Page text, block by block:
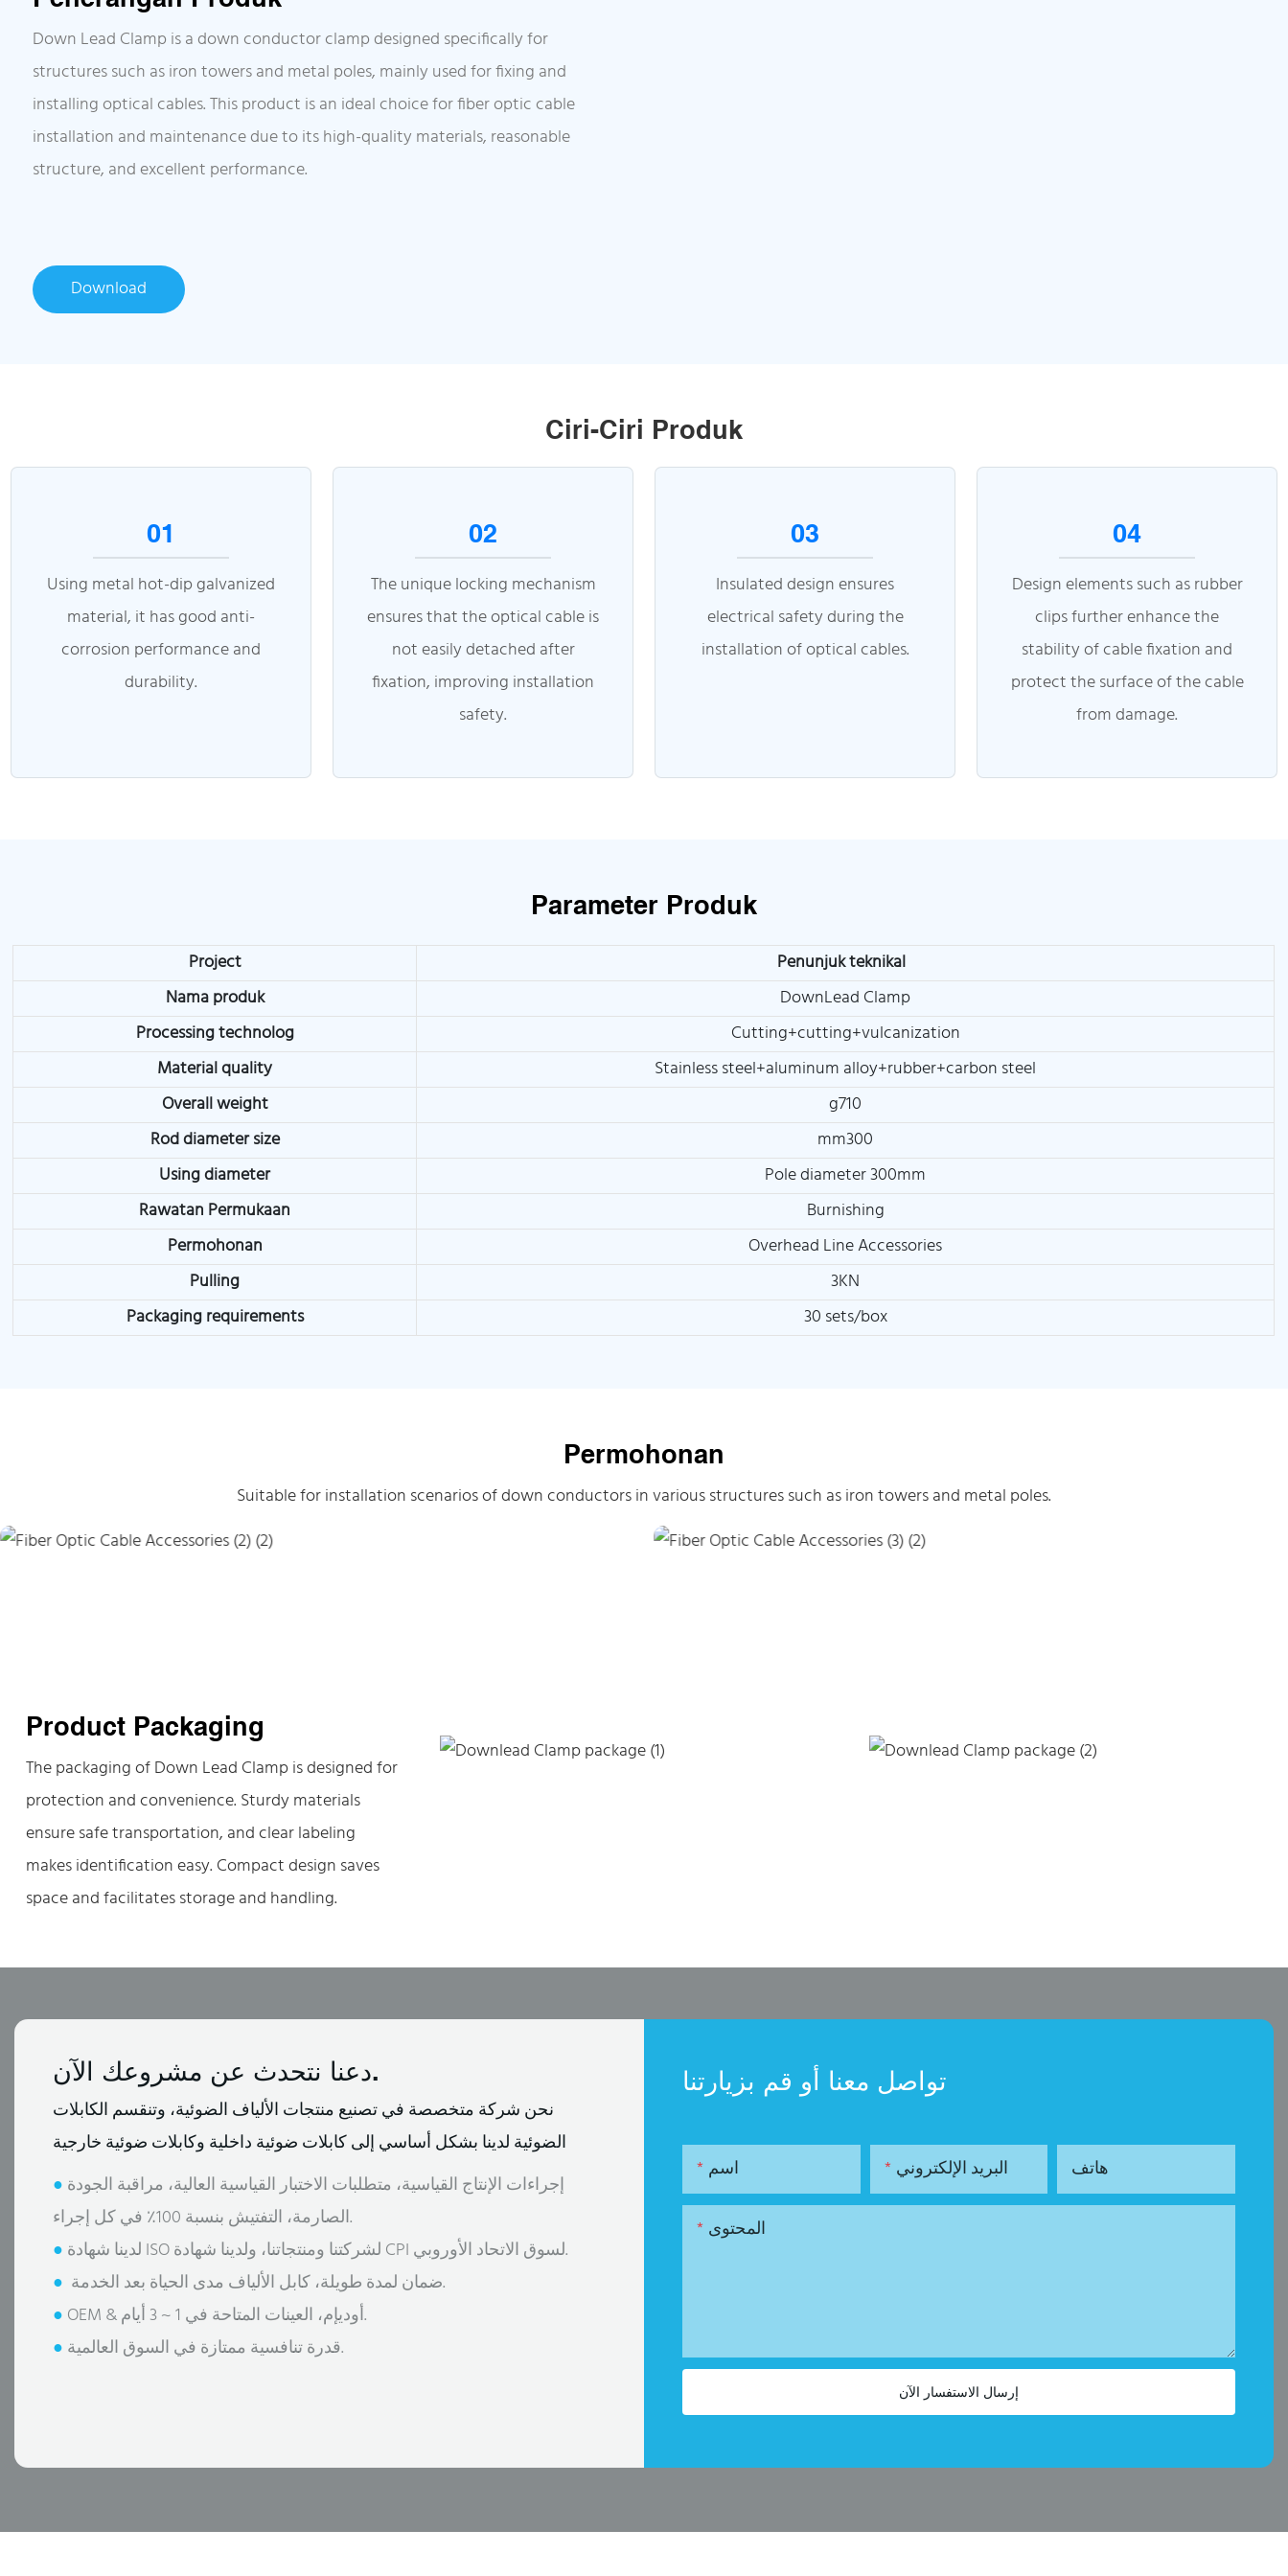
Down Lead Clamp is a down conductor clamp designed specifically for
structures such as iron towers and metal poles, mainly used for fixing and
installing optical cables. This product is an ideal choice for fiber optic cable
installation and maintenance due to its high-quality materials, reasonable
structure, and excellent performance.
Download
Ciri-Ciri Produk
01
Using metal hot-dip galvanized
material, it has good anti-
corrosion performance and
durability.
02
The unique locking mechanism
ensures that the optical cable is
not easily detached after
fixation, improving installation
safety.
03
Insulated design ensures
electrical safety during the
installation of optical cables.
04
Design elements such as rubber
clips further enhance the
stability of cable fixation and
protect the surface of the cable
from damage.
Parameter Produk
Project
Penunjuk teknikal
Nama produk
DownLead Clamp
Processing technolog
Cutting+cutting+vulcanization
Material quality
Stainless steel+aluminum alloy+rubber+carbon steel
Overall weight
g710
Rod diameter size
mm300
Using diameter
Pole diameter 300mm
Rawatan Permukaan
Burnishing
Permohonan
Overhead Line Accessories
Pulling
3KN
Packaging requirements
30 sets/box
Permohonan
Suitable for installation scenarios of down conductors in various structures such as iron towers and metal poles.
Product Packaging
The packaging of Down Lead Clamp is designed for
protection and convenience. Sturdy materials
ensure safe transportation, and clear labeling
makes identification easy. Compact design saves
space and facilitates storage and handling.
دعنا نتحدث عن مشروعك الآن.
نحن شركة متخصصة في تصنيع منتجات الألياف الضوئية، وتنقسم الكابلات
● إجراءات الإنتاج القياسية، متطلبات الاختبار القياسية العالية، مراقبة الجودة
الصارمة، التفتيش بنسبة 100٪ في كل إجراء.
●
لدينا شهادة ISO لشركتنا ومنتجاتنا، ولدينا شهادة CPI لسوق الاتحاد الأوروبي.
●
ضمان لمدة طويلة، كابل الألياف مدى الحياة بعد الخدمة.
●
OEM & أوديإم، العينات المتاحة في 1 ~ 3 أيام.
●
قدرة تنافسية ممتازة في السوق العالمية.
تواصل معنا أو قم بزيارتنا
اسم البريد الإلكتروني هاتف
المحتوى
إرسال الاستفسار الآن